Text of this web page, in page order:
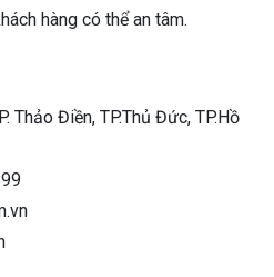
hàng có thể an tâm.
Thảo Điền, TP.Thủ Đức, TP.Hồ